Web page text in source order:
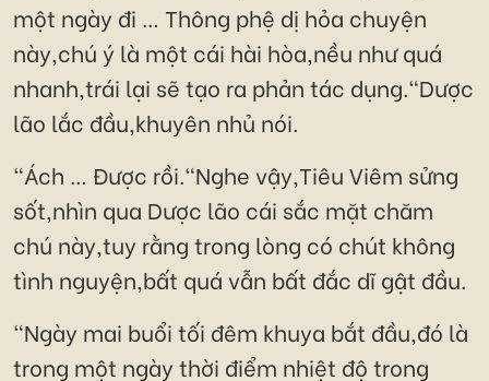
một ngày đi … Thông phệ dị hỏa chuyện
này,chú ý là một cái hài hòa,nều như quá
nhanh,trái lại sẽ tạo ra phản tác dụng."Dược
lão lắc đầu,khuyên nhủ nói.
"Ách … Được rồi."Nghe vậy,Tiêu Viêm sửng
sốt,nhìn qua Dược lão cái sắc mặt chăm
chú này,tuy rằng trong lòng có chút không
tình nguyện,bất quá vẫn bất đắc dĩ gật đầu.
"Ngày mai buổi tối đêm khuya bắt đầu,đó là
trong một ngày thời điểm nhiệt độ trong